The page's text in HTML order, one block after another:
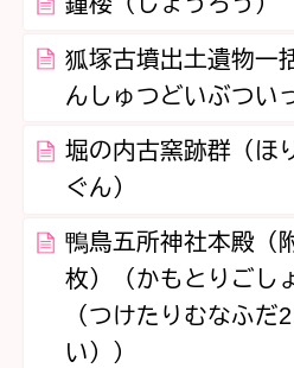
狐塚古墳出土遺物一
んしゅつどいぶつい
堀の内古窯跡群（ほ
ぐん）
鴨鳥五所神社本殿（
枚）（かもとりごし
（つけたりむなふだ
い））